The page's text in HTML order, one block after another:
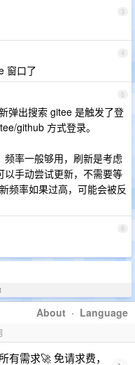
3
4
窗口了
5
弹出搜索 gitee 是触发了登
github 方式登录。
率一般够用，刷新是考虑
以手动尝试更新，不需要等
频率如果过高，可能会被反
6
About · Language
需求🚀 免请求费，